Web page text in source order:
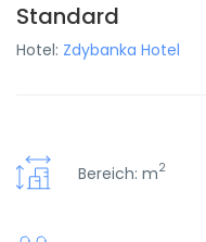
Standard
Hotel: Zdybanka Hotel
Bereich: m2